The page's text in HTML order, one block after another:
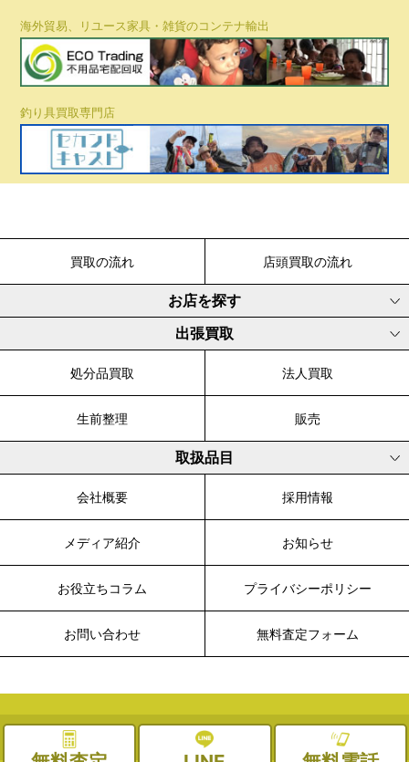
海外貿易、リユース家具・雑貨のコンテナ輸出
釣り具買取専門店
買取の流れ 店頭買取の流れ
お店を探す
出張買取
処分品買取 法人買取
生前整理 販売
取扱品目
会社概要 採用情報
メディア紹介 お知らせ
お役立ちコラム プライバシーポリシー
お問い合わせ 無料査定フォーム
© 2003-2026 WALK, All Rights Reserved.